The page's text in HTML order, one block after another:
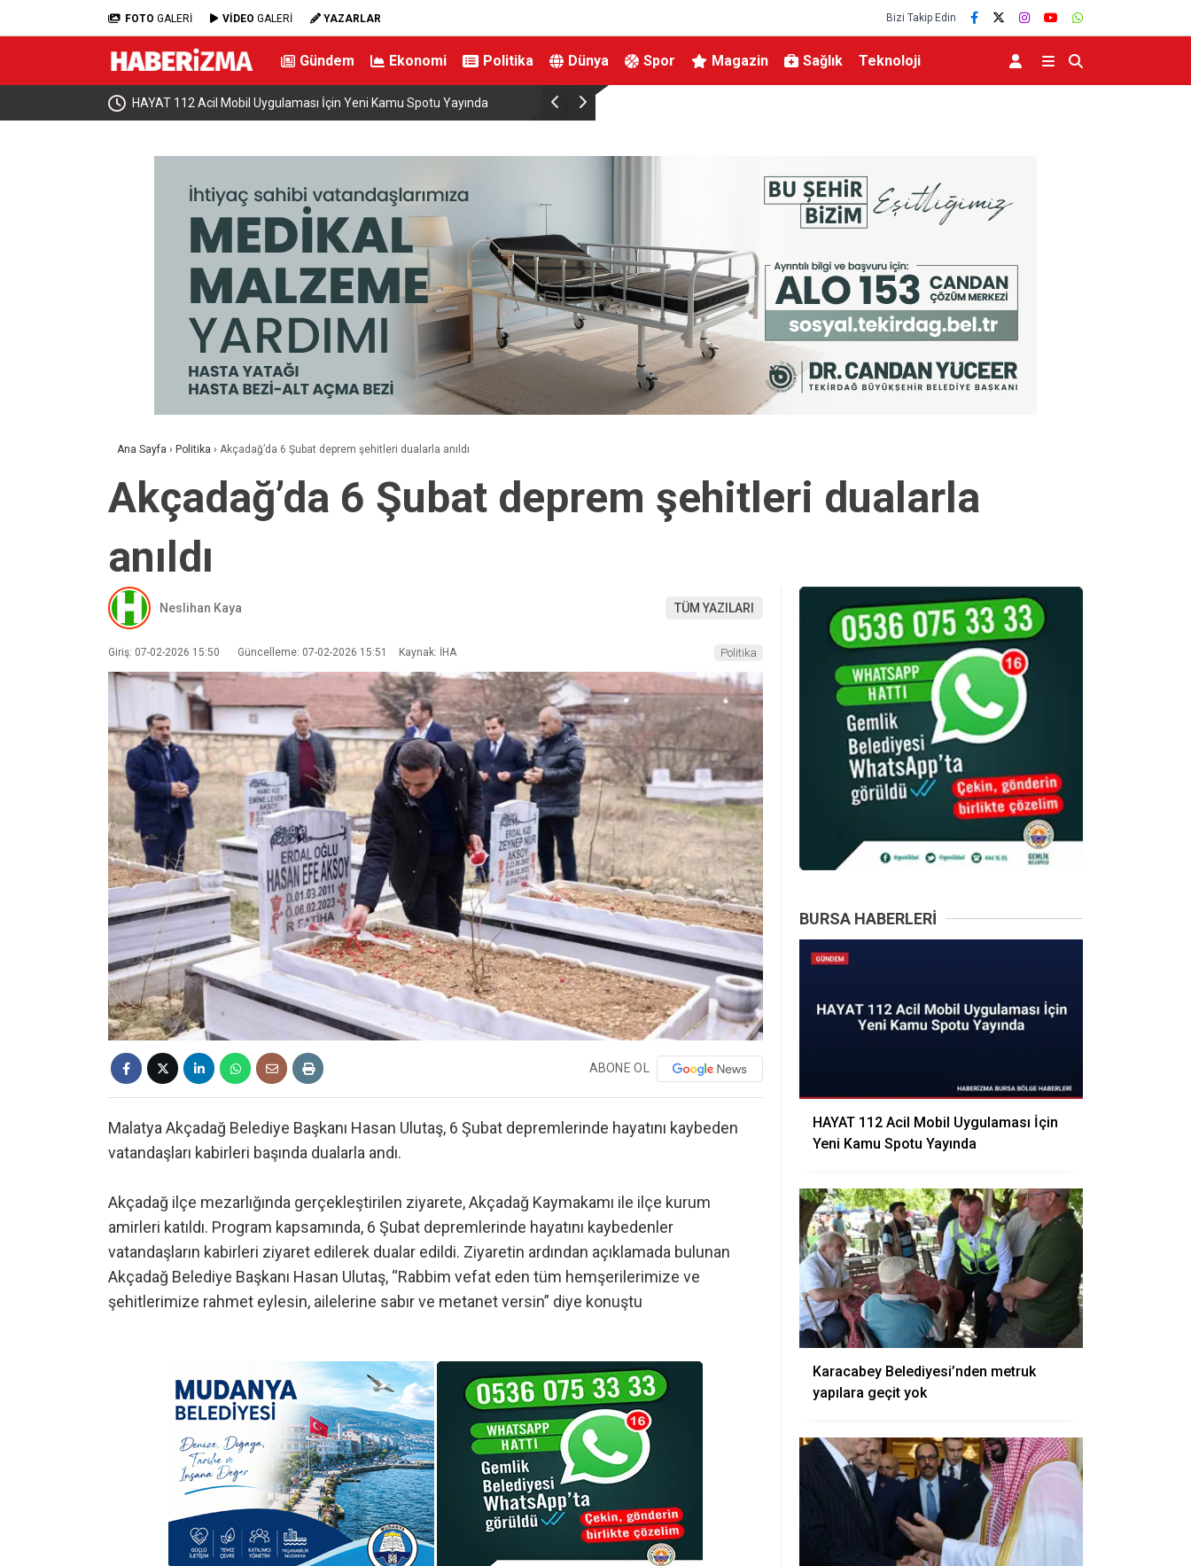
FOTO GALERİ VİDEO GALERİ YAZARLAR Bizi Takip Edin
Gündem Ekonomi Politika Dünya Spor Magazin Sağlık Teknoloji
Türkiye’de şahıslar HAYAT 112 Acil Mobil Uygulaması İçin Yeni Kamu Spotu Yayında Karacabey Belediyesi’nden metruk yapılara geçit yok
Ana Sayfa › Politika › Akçadağ’da 6 Şubat deprem şehitleri dualarla anıldı
Akçadağ’da 6 Şubat deprem şehitleri dualarla
anıldı
Neslihan Kaya TÜM YAZILARI
Giriş: 07-02-2026 15:50 Güncelleme: 07-02-2026 15:51 Kaynak: İHA Politika
ABONE OL
Malatya Akçadağ Belediye Başkanı Hasan Ulutaş, 6 Şubat depremlerinde hayatını kaybeden
vatandaşları kabirleri başında dualarla andı.
Akçadağ ilçe mezarlığında gerçekleştirilen ziyarete, Akçadağ Kaymakamı ile ilçe kurum
amirleri katıldı. Program kapsamında, 6 Şubat depremlerinde hayatını kaybedenler
vatandaşların kabirleri ziyaret edilerek dualar edildi. Ziyaretin ardından açıklamada bulunan
Akçadağ Belediye Başkanı Hasan Ulutaş, “Rabbim vefat eden tüm hemşerilerimize ve
şehitlerimize rahmet eylesin, ailelerine sabır ve metanet versin” diye konuştu
BURSA HABERLERI
HAYAT 112 Acil Mobil Uygulaması İçin
Yeni Kamu Spotu Yayında
Karacabey Belediyesi’nden metruk
yapılara geçit yok